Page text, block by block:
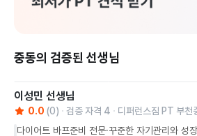
중동의 검증된 선생님
이성민 선생님
0.0 (0) 검증 자격 4
디퍼런스짐 PT 부천
다이어트 바프준비 전문·꾸준한 자기관리와 성